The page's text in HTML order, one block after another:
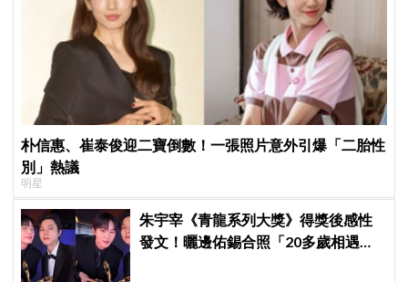
朴信惠、崔泰俊迎二寶倒數！一張照片意外引爆「二胎性
別」熱議
明星
朱宇宰《青龍系列大獎》得獎後感性
發文！曬邊佑錫合照「20多歲相遇，